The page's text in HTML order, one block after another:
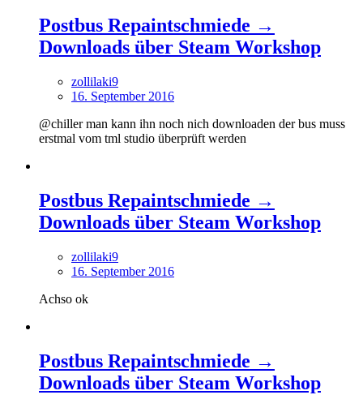
Postbus Repaintschmiede →
Downloads über Steam Workshop
zollilaki9
16. September 2016
@chiller man kann ihn noch nich downloaden der bus muss
erstmal vom tml studio überprüft werden
Postbus Repaintschmiede →
Downloads über Steam Workshop
zollilaki9
16. September 2016
Achso ok
Postbus Repaintschmiede →
Downloads über Steam Workshop